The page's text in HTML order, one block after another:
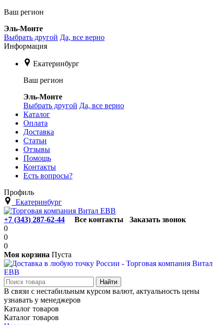
Ваш регион
Эль-Монте
Выбрать другой Да, все верно
Информация
Екатеринбург
Ваш регион
Эль-Монте
Выбрать другой Да, все верно
Каталог
Оплата
Доставка
Статьи
Отзывы
Помощь
Контакты
Есть вопросы?
Профиль
Екатеринбург
+7 (343) 287-62-44 Все контакты
Заказать звонок
0
0
0
Моя корзина Пуста
В связи с нестабильным курсом валют, актуальность цены
узнавать у менеджеров
Каталог товаров
Каталог товаров